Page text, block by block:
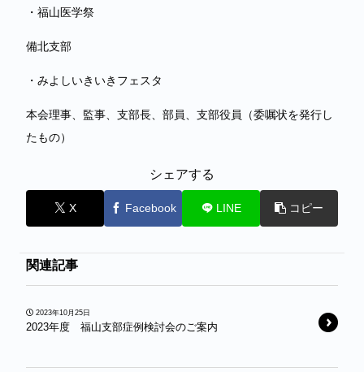
・福山医学祭
備北支部
・みよしいきいきフェスタ
本会理事、監事、支部長、部員、支部役員（委嘱状を発行し
たもの）
シェアする
X Facebook LINE コピー
関連記事
2023年10月25日
2023年度 福山支部症例検討会のご案内